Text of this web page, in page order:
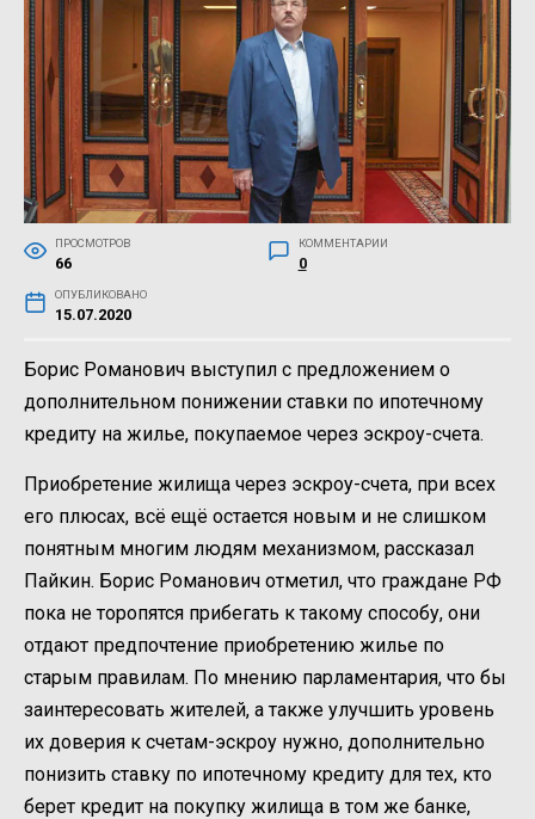
ПРОСМОТРОВ
66
КОММЕНТАРИИ
0
ОПУБЛИКОВАНО
15.07.2020
Борис Романович выступил с предложением о
дополнительном понижении ставки по ипотечному
кредиту на жилье, покупаемое через эскроу-счета.
Приобретение жилища через эскроу-счета, при всех
его плюсах, всё ещё остается новым и не слишком
понятным многим людям механизмом, рассказал
Пайкин. Борис Романович отметил, что граждане РФ
пока не торопятся прибегать к такому способу, они
отдают предпочтение приобретению жилье по
старым правилам. По мнению парламентария, что бы
заинтересовать жителей, а также улучшить уровень
их доверия к счетам-эскроу нужно, дополнительно
понизить ставку по ипотечному кредиту для тех, кто
берет кредит на покупку жилища в том же банке,